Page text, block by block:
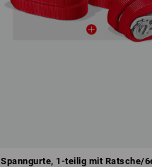
Spanngurte, 1-teilig mit Ratsche/